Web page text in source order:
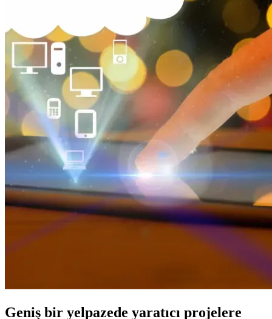
Geniş bir yelpazede yaratıcı projelere